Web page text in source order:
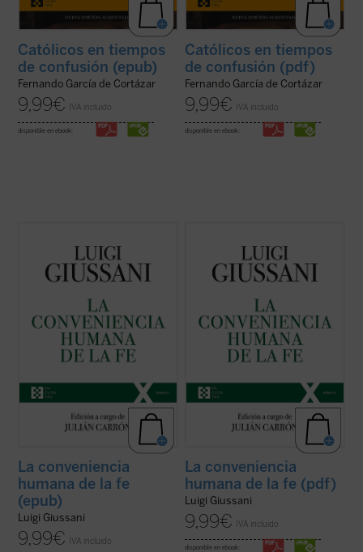
Católicos en tiempos
de confusión (epub)
Fernando García de Cortázar
9,99€ IVA incluido
disponible en ebook:
Católicos en tiempos
de confusión (pdf)
Fernando García de Cortázar
9,99€ IVA incluido
disponible en ebook:
de don Luigi Giussani en los Ejercicios
espirituales de la Fraternidad de Comunión
y Liberación celebrados entre 1985 y 1987
y los diálogos que éstas suscitaron.
La conveniencia
humana de la fe
(epub)
Luigi Giussani
9,99€ IVA incluido
de don Luigi Giussani en los Ejercicios
espirituales de la Fraternidad de Comunión
y Liberación celebrados entre 1985 y 1987
y los diálogos que éstas suscitaron.
La conveniencia
humana de la fe (pdf)
Luigi Giussani
9,99€ IVA incluido
disponible en ebook: